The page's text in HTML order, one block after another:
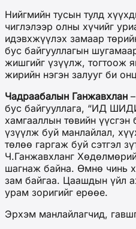
Нийгмийн тусын тулд
чиглэлээр олны хүчийг
идэвхжүүлэх замаар
бус байгууллагын
жишгийг үзүүлж, тогтоож
жирийн нэгэн залууг би
Чадраабалын Ганжавхлан
бус байгууллага, “ИД
хамгааллын төвийн үүсгэн
үзүүлж буй манлайлал,
төлөө гаргаж буй сэтгэл
Ч.Ганжавхланг
шагнаж байна. Өмнө чинь
зам байгаа. Цаашдын үйл
урам зоригийг ерөөе.
Эрхэм манлайлагчид,